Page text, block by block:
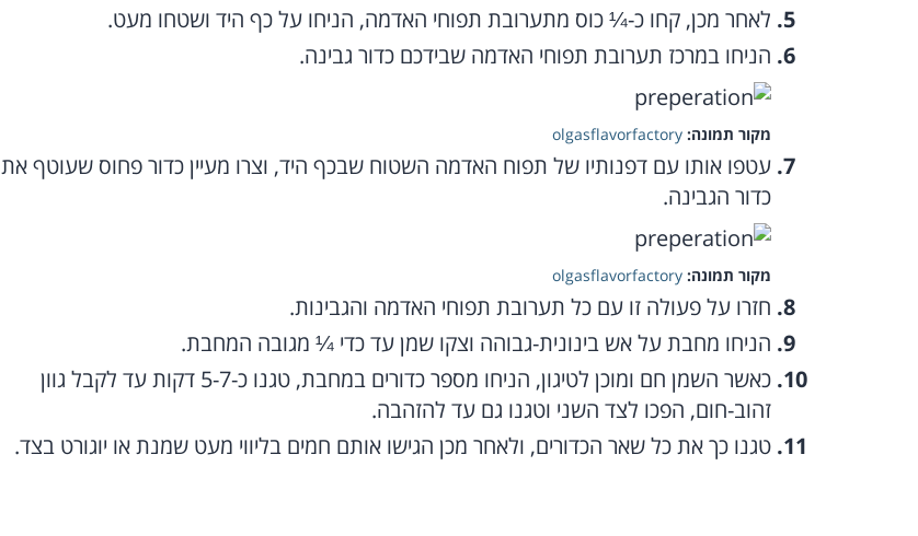
לאחר מכן, קחו כ-¼ כוס מתערובת תפוחי האדמה, הניחו על כף היד ושטחו מעט.
הניחו במרכז תערובת תפוחי האדמה שבידכם כדור גבינה.
מקור תמונה: olgasflavorfactory
עטפו אותו עם דפנותיו של תפוח האדמה השטוח שבכף היד, וצרו מעיין כדור פחוס שעוטף את
כדור הגבינה.
מקור תמונה: olgasflavorfactory
חזרו על פעולה זו עם כל תערובת תפוחי האדמה והגבינות.
הניחו מחבת על אש בינונית-גבוהה וצקו שמן עד כדי ¼ מגובה המחבת.
כאשר השמן חם ומוכן לטיגון, הניחו מספר כדורים במחבת, טגנו כ-5-7 דקות עד לקבל גוון
זהוב-חום, הפכו לצד השני וטגנו גם עד להזהבה.
טגנו כך את כל שאר הכדורים, ולאחר מכן הגישו אותם חמים בליווי מעט שמנת או יוגורט בצד.